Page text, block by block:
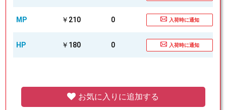
MP ￥210 0 入荷時に通知
HP ￥180 0 入荷時に通知
お気に入りに追加する